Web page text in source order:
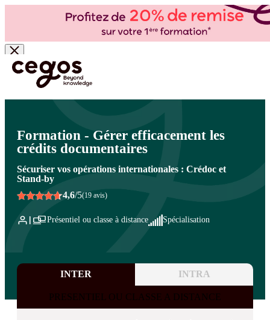
Skip to main content
Vous êtes ici : Accueil >Cegos, organisme de formation à Paris et en régions
International - Développement des ventes à l'export
l'international> Risques juridiques et financiers à l'international
Formation - Gérer efficacement les
crédits documentaires
Sécuriser vos opérations internationales : Crédoc et
Stand-by
4,6/5(19 avis)
Présentiel ou classe à distance Spécialisation
INTER INTRA
PRESENTIEL OU CLASSE A DISTANCE